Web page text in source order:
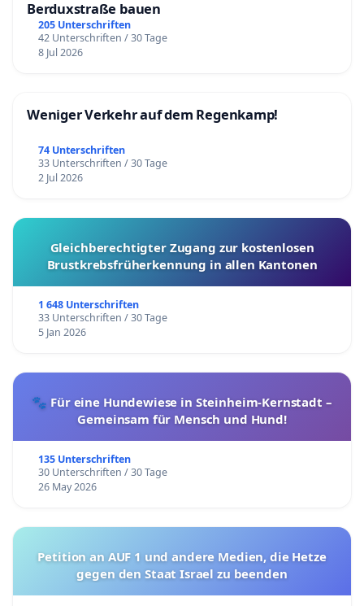
Berduxstraße bauen
205 Unterschriften
42 Unterschriften / 30 Tage
8 Jul 2026
Weniger Verkehr auf dem Regenkamp!
74 Unterschriften
33 Unterschriften / 30 Tage
2 Jul 2026
Gleichberechtigter Zugang zur kostenlosen
Brustkrebsfrüherkennung in allen Kantonen
1 648 Unterschriften
33 Unterschriften / 30 Tage
5 Jan 2026
🐾 Für eine Hundewiese in Steinheim-Kernstadt –
Gemeinsam für Mensch und Hund!
135 Unterschriften
30 Unterschriften / 30 Tage
26 May 2026
Petition an AUF 1 und andere Medien, die Hetze
gegen den Staat Israel zu beenden